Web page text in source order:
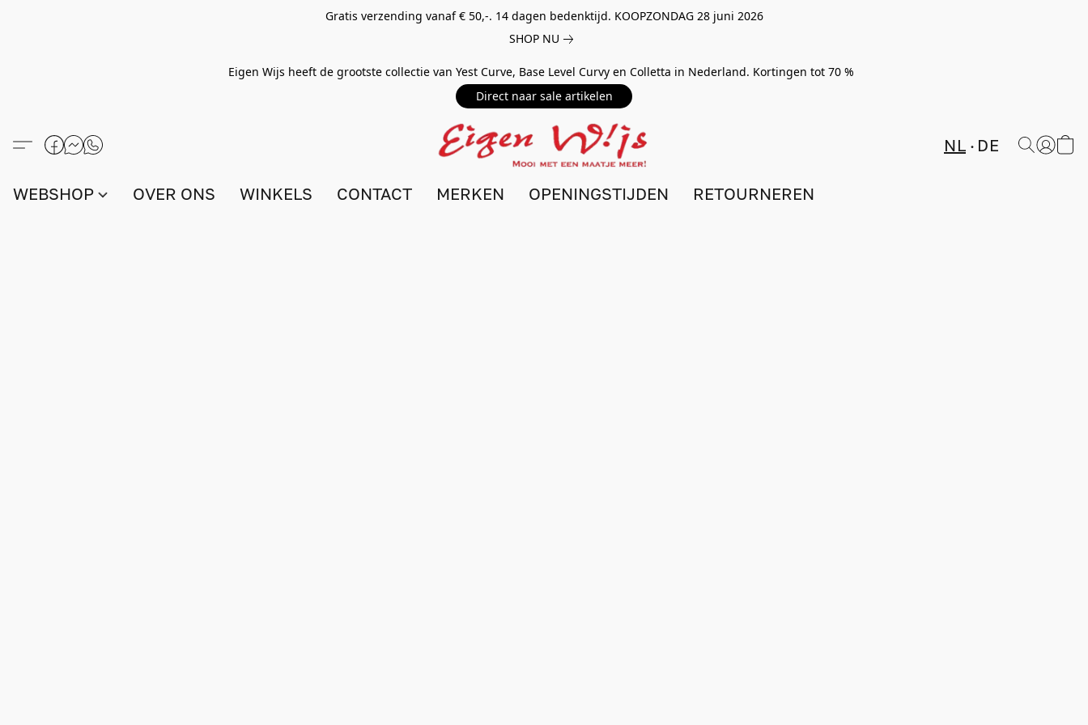
Gratis verzending vanaf € 50,-. 14 dagen bedenktijd. KOOPZONDAG 28 juni 2026
SHOP NU
Eigen Wijs heeft de grootste collectie van Yest Curve, Base Level Curvy en Colletta in Nederland. Kortingen tot 70 %
Direct naar sale artikelen
NL DE
WEBSHOP OVER ONS WINKELS CONTACT MERKEN OPENINGSTIJDEN RETOURNEREN